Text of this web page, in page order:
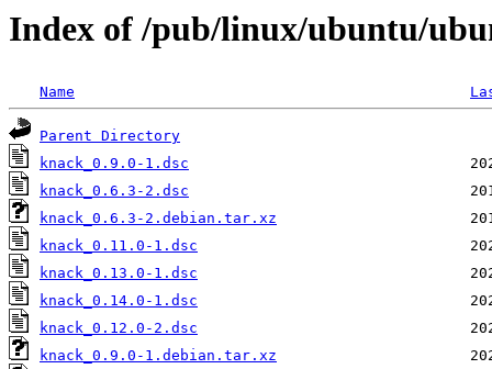
Index of /pub/linux/ubuntu/
Name
Parent Directory
knack_0.9.0-1.dsc
knack_0.6.3-2.dsc
knack_0.6.3-2.debian.tar.xz
knack_0.11.0-1.dsc
knack_0.13.0-1.dsc
knack_0.14.0-1.dsc
knack_0.12.0-2.dsc
knack_0.9.0-1.debian.tar.xz